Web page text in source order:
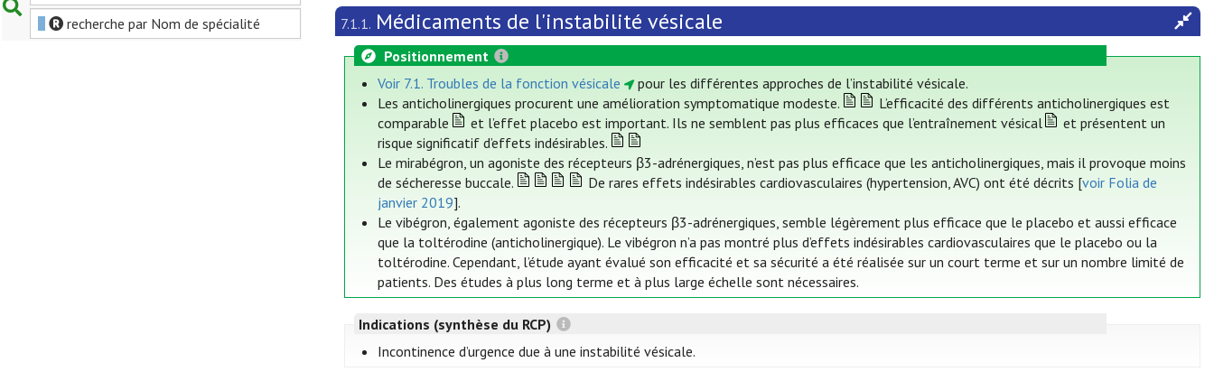
recherche par Nom de spécialité
7.1.1. Médicaments de l'instabilité vésicale
Positionnement
Voir 7.1. Troubles de la fonction vésicale
pour les différentes approches de l’instabilité vésicale.
Les anticholinergiques procurent une amélioration symptomatique modeste.
L’efficacité des différents anticholinergiques est
comparable
et l’effet placebo est important. Ils ne semblent pas plus efficaces que l’entraînement vésical
et présentent un
risque significatif d’effets indésirables.
Le mirabégron, un agoniste des récepteurs β3-adrénergiques, n’est pas plus efficace que les anticholinergiques, mais il provoque moins
de sécheresse buccale.
De rares effets indésirables cardiovasculaires (hypertension, AVC) ont été décrits [voir Folia de
janvier 2019].
Le vibégron, également agoniste des récepteurs β3-adrénergiques, semble légèrement plus efficace que le placebo et aussi efficace
que la toltérodine (anticholinergique). Le vibégron n’a pas montré plus d’effets indésirables cardiovasculaires que le placebo ou la
toltérodine. Cependant, l’étude ayant évalué son efficacité et sa sécurité a été réalisée sur un court terme et sur un nombre limité de
patients. Des études à plus long terme et à plus large échelle sont nécessaires.
Indications (synthèse du RCP)
Incontinence d’urgence due à une instabilité vésicale.